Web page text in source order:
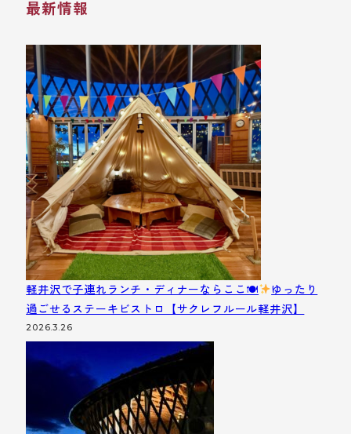
最新情報
軽井沢で子連れランチ・ディナーならここ🍽
ゆったり
過ごせるステーキビストロ【サクレフルール軽井沢】
2026.3.26